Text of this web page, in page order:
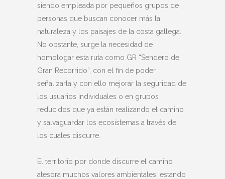
siendo empleada por pequeños grupos de
personas que buscan conocer más la
naturaleza y los paisajes de la costa gallega.
No obstante, surge la necesidad de
homologar esta ruta como GR “Sendero de
Gran Recorrido”, con el fin de poder
señalizarla y con ello mejorar la seguridad de
los usuarios individuales o en grupos
reducidos que ya están realizando el camino
y salvaguardar los ecosistemas a través de
los cuales discurre.
El territorio por donde discurre el camino
atesora muchos valores ambientales, estando